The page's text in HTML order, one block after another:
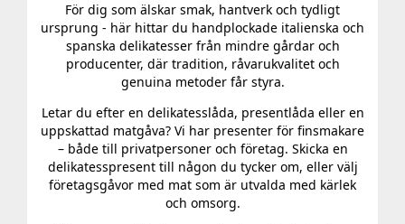
För dig som älskar smak, hantverk och tydligt
ursprung - här hittar du handplockade italienska och
spanska delikatesser från mindre gårdar och
producenter, där tradition, råvarukvalitet och
genuina metoder får styra.
Letar du efter en delikatesslåda, presentlåda eller en
uppskattad matgåva? Vi har presenter för finsmakare
– både till privatpersoner och företag. Skicka en
delikatesspresent till någon du tycker om, eller välj
företagsgåvor med mat som är utvalda med kärlek
och omsorg.